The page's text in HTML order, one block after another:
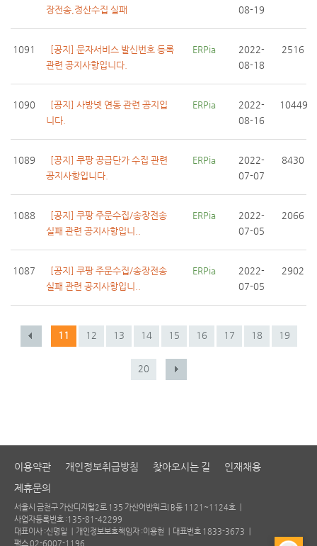
장전송,정산수집 실패
08-19
1091
[공지] 문자서비스 발신번호 등록
관련 공지사항입니다.
ERPia
2022-
08-18
2516
1090
[공지] 사방넷 연동 관련 공지입
니다.
ERPia
2022-
08-16
10449
1089
[공지] 쿠팡 공급단가 수집 관련
공지사항입니다.
ERPia
2022-
07-07
8430
1088
[공지] 쿠팡 주문수집/송장전송
실패 관련 공지사항입니..
ERPia
2022-
07-05
2066
1087
[공지] 쿠팡 주문수집/송장전송
실패 관련 공지사항입니..
ERPia
2022-
07-05
2902
11 12 13 14 15 16 17 18 19
20
이용약관 개인정보취급방침 찾아오시는 길
인재채용
제휴문의
서울시 금천구 가산디지털2로 135 가산어반워크I B동 1121~1124호 ㅣ
사업자등록번호 :135-81-42299
대표이사 :신명일 ㅣ 개인정보보호책임자 :이용현 ㅣ 대표번호 1833-3673 ㅣ
팩스 02-6007-1196